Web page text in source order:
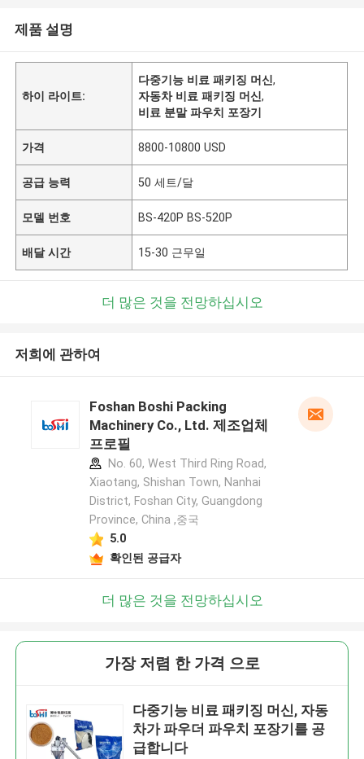
제품 설명
하이 라이트:
다중기능 비료 패키징 머신,
자동차 비료 패키징 머신,
비료 분말 파우치 포장기
가격 8800-10800 USD
공급 능력 50 세트/달
모델 번호 BS-420P BS-520P
배달 시간 15-30 근무일
더 많은 것을 전망하십시오
저희에 관하여
Foshan Boshi Packing
Machinery Co., Ltd. 제조업체
프로필
No. 60, West Third Ring Road,
Xiaotang, Shishan Town, Nanhai
District, Foshan City, Guangdong
Province, China ,중국
5.0
확인된 공급자
더 많은 것을 전망하십시오
가장 저렴 한 가격 으로
다중기능 비료 패키징 머신, 자동
차가 파우더 파우치 포장기를 공
급합니다